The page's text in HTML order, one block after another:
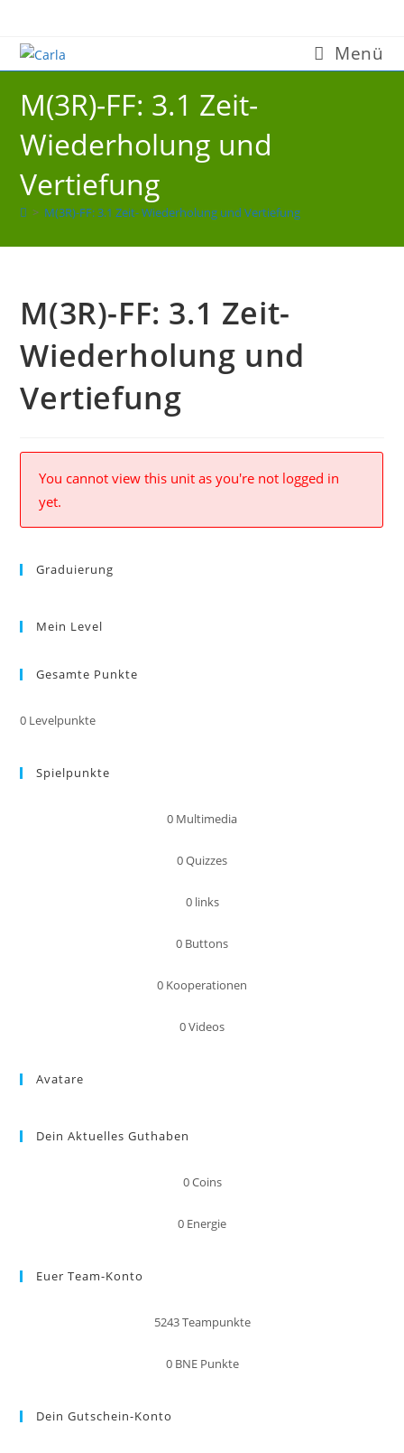
springen
Menü
M(3R)-FF: 3.1 Zeit-
Wiederholung und
Vertiefung
> M(3R)-FF: 3.1 Zeit- Wiederholung und Vertiefung
M(3R)-FF: 3.1 Zeit-
Wiederholung und
Vertiefung
You cannot view this unit as you're not logged in
yet.
Graduierung
Mein Level
Gesamte Punkte
0 Levelpunkte
Spielpunkte
0 Multimedia
0Quizzes
0 links
0 Buttons
0 Kooperationen
0Videos
Avatare
Dein Aktuelles Guthaben
0Coins
0 Energie
Euer Team-Konto
5243Teampunkte
0 BNE Punkte
Dein Gutschein-Konto